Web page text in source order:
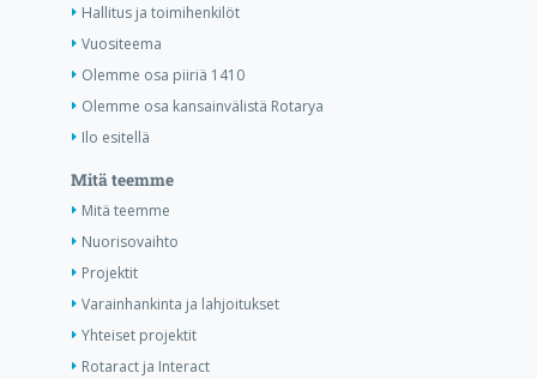
Hallitus ja toimihenkilöt
Vuositeema
Olemme osa piiriä 1410
Olemme osa kansainvälistä Rotarya
Ilo esitellä
Mitä teemme
Mitä teemme
Nuorisovaihto
Projektit
Varainhankinta ja lahjoitukset
Yhteiset projektit
Rotaract ja Interact